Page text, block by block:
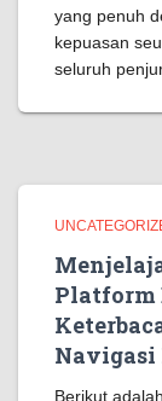
yang penuh
kepuasan
seluruh
Platform
Navigasi
Berikut